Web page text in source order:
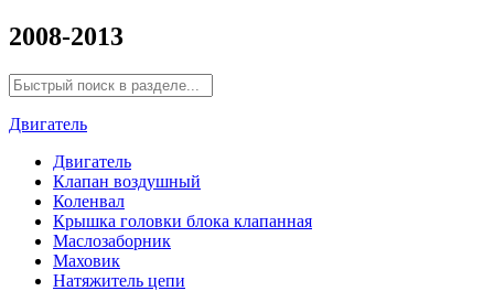
2008-2013
Двигатель
Двигатель
Клапан воздушный
Коленвал
Крышка головки блока клапанная
Маслозаборник
Маховик
Натяжитель цепи